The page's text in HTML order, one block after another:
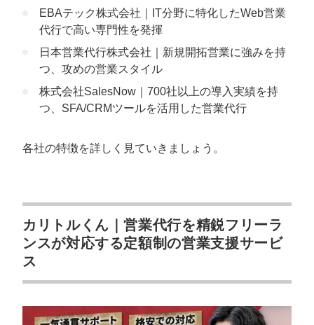
十分に効果が期待できないこともある
営業代行の依頼に向いている業種はなんで
すか？
青森県の営業代行会社まとめ
EBAテック株式会社｜IT分野に特化したWeb営業
代行で高い専門性を発揮
日本営業代行株式会社｜新規開拓営業に強みを持
つ、攻めの営業スタイル
株式会社SalesNow｜700社以上の導入実績を持
つ、SFA/CRMツールを活用した営業代行
各社の特徴を詳しく見ていきましょう。
カリトルくん｜営業代行を精鋭フリーラ
ンスが対応する定額制の営業支援サービ
ス